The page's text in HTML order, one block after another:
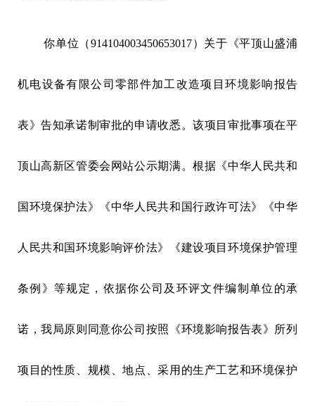
你单位（914104003450653017）关于《平顶山盛浦
机电设备有限公司零部件加工改造项目环境影响报告
表》告知承诺制审批的申请收悉。该项目审批事项在平
顶山高新区管委会网站公示期满。根据《中华人民共和
国环境保护法》《中华人民共和国行政许可法》《中华
人民共和国环境影响评价法》《建设项目环境保护管理
条例》等规定，依据你公司及环评文件编制单位的承
诺，我局原则同意你公司按照《环境影响报告表》所列
项目的性质、规模、地点、采用的生产工艺和环境保护